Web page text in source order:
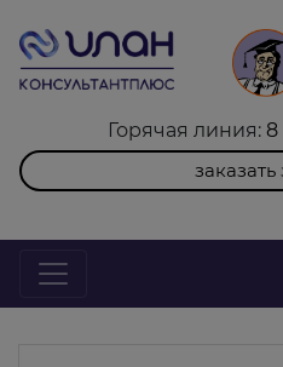
Горячая линия: 8